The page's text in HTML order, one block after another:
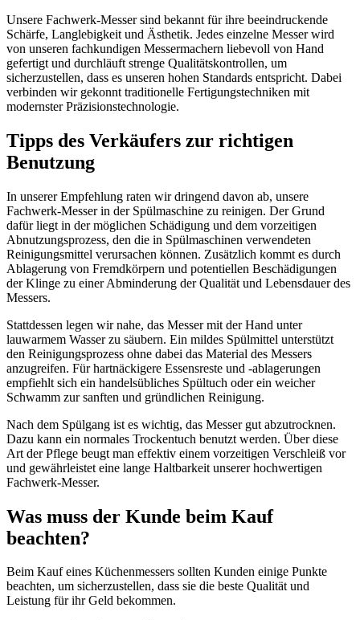
Unsere Fachwerk-Messer sind bekannt für ihre beeindruckende
Schärfe, Langlebigkeit und Ästhetik. Jedes einzelne Messer wird
von unseren fachkundigen Messermachern liebevoll von Hand
gefertigt und durchläuft strenge Qualitätskontrollen, um
sicherzustellen, dass es unseren hohen Standards entspricht. Dabei
verbinden wir gekonnt traditionelle Fertigungstechniken mit
modernster Präzisionstechnologie.
Tipps des Verkäufers zur richtigen
Benutzung
In unserer Empfehlung raten wir dringend davon ab, unsere
Fachwerk-Messer in der Spülmaschine zu reinigen. Der Grund
dafür liegt in der möglichen Schädigung und dem vorzeitigen
Abnutzungsprozess, den die in Spülmaschinen verwendeten
Reinigungsmittel verursachen können. Zusätzlich kommt es durch
Ablagerung von Fremdkörpern und potentiellen Beschädigungen
der Klinge zu einer Abminderung der Qualität und Lebensdauer des
Messers.
Stattdessen legen wir nahe, das Messer mit der Hand unter
lauwarmem Wasser zu säubern. Ein mildes Spülmittel unterstützt
den Reinigungsprozess ohne dabei das Material des Messers
anzugreifen. Für hartnäckigere Essensreste und -ablagerungen
empfiehlt sich ein handelsübliches Spültuch oder ein weicher
Schwamm zur sanften und gründlichen Reinigung.
Nach dem Spülgang ist es wichtig, das Messer gut abzutrocknen.
Dazu kann ein normales Trockentuch benutzt werden. Über diese
Art der Pflege beugt man effektiv einem vorzeitigen Verschleiß vor
und gewährleistet eine lange Haltbarkeit unserer hochwertigen
Fachwerk-Messer.
Was muss der Kunde beim Kauf
beachten?
Beim Kauf eines Küchenmessers sollten Kunden einige Punkte
beachten, um sicherzustellen, dass sie die beste Qualität und
Leistung für ihr Geld bekommen.